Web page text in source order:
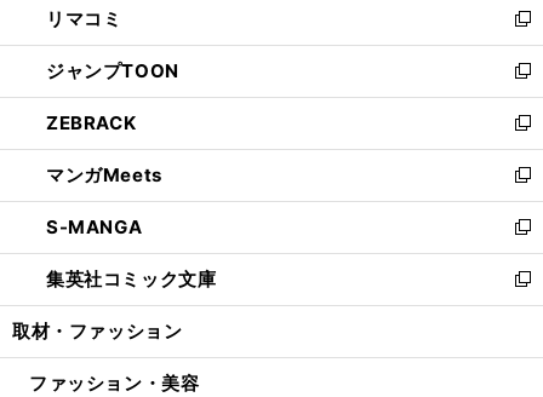
で
開
く
ド
ウ
で
開
く
ィ
ン
ド
ウ
で
開
く
い
ウ
ィ
ン
ド
ウ
で
開
く
リマコミ
新
し
い
ウ
ィ
ン
ド
ウ
で
開
く
ジャンプTOON
新
し
い
ウ
ィ
ン
ド
ウ
で
開
ZEBRACK
新
し
い
ウ
ィ
ン
ド
ウ
開
マンガMeets
新
し
い
ウ
ィ
ン
ウ
S-MANGA
新
し
い
ウ
ン
集英社コミック文庫
新
し
ウ
取材・ファッション
ファッション・美容